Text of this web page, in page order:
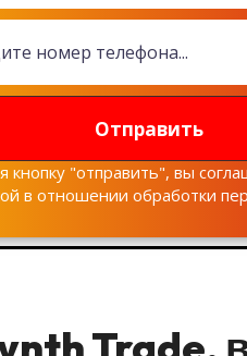
Отправить
кнопку "отправить", вы
в отношении обработки